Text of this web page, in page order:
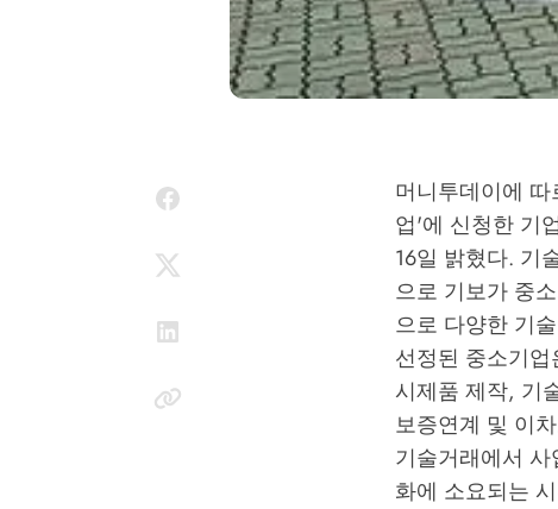
머니투데이에
업'에 신청한 기
16일 밝혔다. 기
으로 기보가 중
으로 다양한 기
선정된 중소기
시제품 제작, 기
보증연계 및 이
기술거래에서
화에 소요되는